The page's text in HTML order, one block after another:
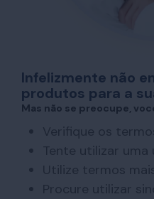
Infelizmente não
produtos para a
Mas não se preocupe,
Verifique os
Tente utilizar uma
Utilize termos
Procure utilizar